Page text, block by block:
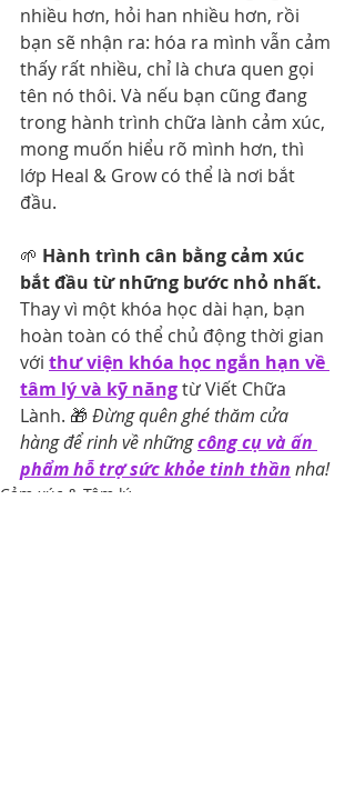
nhiều hơn, hỏi han nhiều hơn, rồi
bạn sẽ nhận ra: hóa ra mình vẫn cảm
thấy rất nhiều, chỉ là chưa quen gọi
tên nó thôi. Và nếu bạn cũng đang
trong hành trình chữa lành cảm xúc,
mong muốn hiểu rõ mình hơn, thì
lớp Heal & Grow có thể là nơi bắt
đầu.
🌱 Hành trình cân bằng cảm xúc
bắt đầu từ những bước nhỏ nhất.
Thay vì một khóa học dài hạn, bạn
hoàn toàn có thể chủ động thời gian
với thư viện khóa học ngắn hạn về
tâm lý và kỹ năng từ Viết Chữa
Lành. 🎁 Đừng quên ghé thăm cửa
hàng để rinh về những công cụ và ấn
phẩm hỗ trợ sức khỏe tinh thần nha!
Cảm xúc & Tâm lý